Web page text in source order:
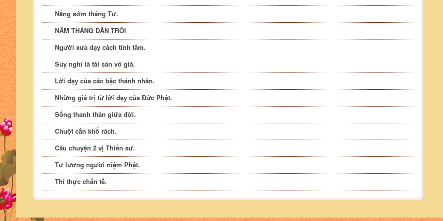
Nắng sớm tháng Tư.
NĂM THÁNG DẦN TRÔI
Người xưa dạy cách tĩnh tâm.
Suy nghĩ là tài sản vô giá.
Lời dạy của các bậc thánh nhân.
Những giá trị từ lời dạy của Đức Phật.
Sống thanh thản giữa đời.
Chuột cắn khố rách.
Câu chuyện 2 vị Thiền sư.
Tư lương người niệm Phật.
Thí thực chẩn tế.